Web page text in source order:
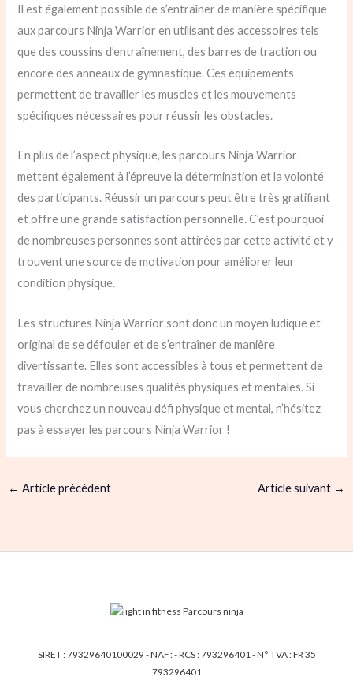
Il est également possible de s’entraîner de manière spécifique
aux parcours Ninja Warrior en utilisant des accessoires tels
que des coussins d’entraînement, des barres de traction ou
encore des anneaux de gymnastique. Ces équipements
permettent de travailler les muscles et les mouvements
spécifiques nécessaires pour réussir les obstacles.
En plus de l’aspect physique, les parcours Ninja Warrior
mettent également à l’épreuve la détermination et la volonté
des participants. Réussir un parcours peut être très gratifiant
et offre une grande satisfaction personnelle. C’est pourquoi
de nombreuses personnes sont attirées par cette activité et y
trouvent une source de motivation pour améliorer leur
condition physique.
Les structures Ninja Warrior sont donc un moyen ludique et
original de se défouler et de s’entraîner de manière
divertissante. Elles sont accessibles à tous et permettent de
travailler de nombreuses qualités physiques et mentales. Si
vous cherchez un nouveau défi physique et mental, n’hésitez
pas à essayer les parcours Ninja Warrior !
← Article précédent Article suivant →
SIRET : 79329640100029 - NAF : - RCS : 793296401 - N° TVA : FR 35
793296401